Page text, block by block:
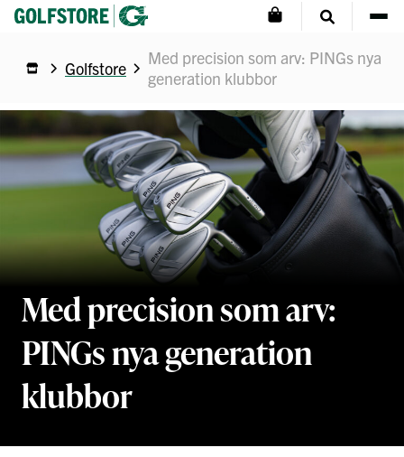
Golfstore
Med precision som arv: PINGs nya
generation klubbor
Med precision som arv:
PINGs nya generation
klubbor